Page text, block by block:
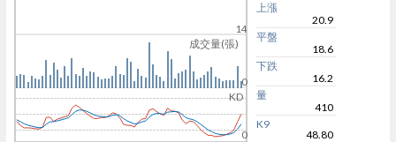
成交量(張)
KD
14
0
0
上漲
20.9
平盤
18.6
下跌
16.2
量
410
K9
48.80